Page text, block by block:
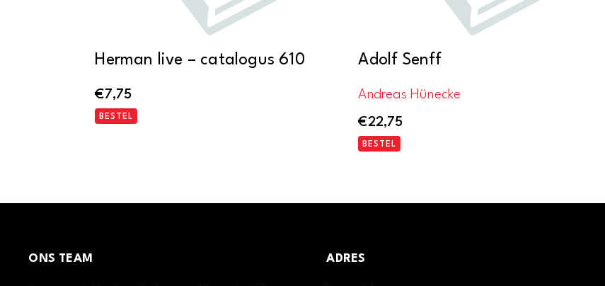
Herman live – catalogus 610
€7,75
BESTEL
Adolf Senff
Andreas Hünecke
€22,75
BESTEL
ONS TEAM ADRES